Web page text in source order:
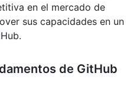
en el mercado de
sus capacidades en un
de GitHub